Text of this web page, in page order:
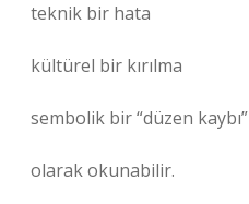
teknik bir hata
kültürel bir kırılma
sembolik bir “düzen kaybı”
olarak okunabilir.